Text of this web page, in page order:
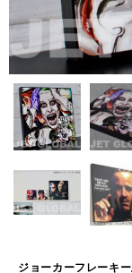
ジョーカーフレーキ